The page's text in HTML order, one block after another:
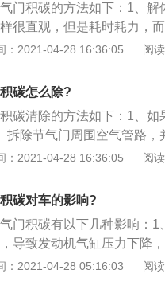
门积碳的方法如下：1、
很直观，但是耗时耗力，
，减短其使用寿命；2、内
修中的用处不是很广，因
馈电压变化，用诊断电脑来
存在。一般来说正常的氧传
秒钟之内有8次极大值和极
反馈电压波动会变大。
：2021-04-28 16:36:05 阅
碳怎么除?
碳清除的方法如下：1、
拆除节气门周围空气管路
，有黑色的积碳痕迹，是
节气门积碳较多的位置，
当积碳溶解后，可使用毛巾
装好所有空气管路即可。
：2021-04-28 16:36:05 阅
碳对车的影响?
门积碳有以下几种影响：
导致发动机气缸压力下降
混合气进入燃烧室的截面
：2021-04-28 05:16:03 阅